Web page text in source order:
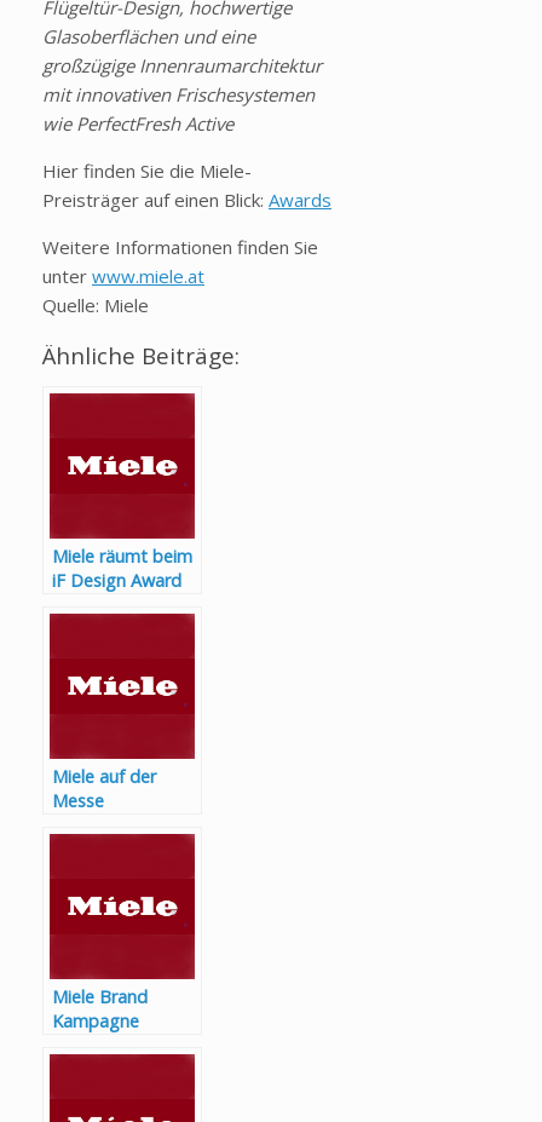
Flügeltür-Design, hochwertige
Glasoberflächen und eine
großzügige Innenraumarchitektur
mit innovativen Frischesystemen
wie PerfectFresh Active
Hier finden Sie die Miele-
Preisträger auf einen Blick: Awards
Weitere Informationen finden Sie
unter www.miele.at
Quelle: Miele
Ähnliche Beiträge:
Miele räumt beim
iF Design Award
Miele auf der
Messe
eigentlich
einfacher?
Miele Brand
Kampagne